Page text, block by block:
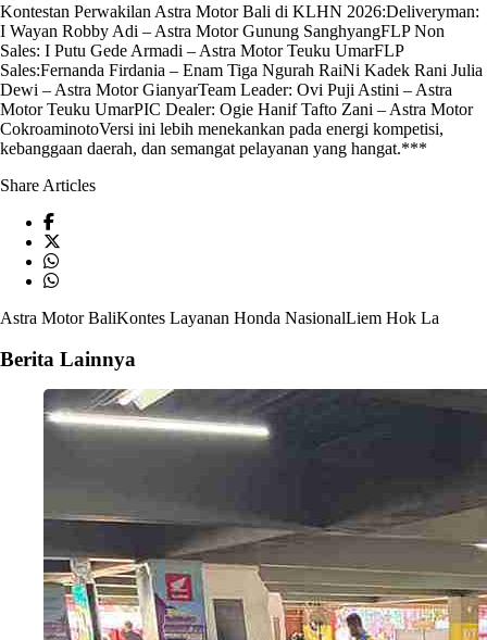
Kontestan Perwakilan Astra Motor Bali di KLHN 2026:Deliveryman:
I Wayan Robby Adi – Astra Motor Gunung SanghyangFLP Non
Sales: I Putu Gede Armadi – Astra Motor Teuku UmarFLP
Sales:Fernanda Firdania – Enam Tiga Ngurah RaiNi Kadek Rani Julia
Dewi – Astra Motor GianyarTeam Leader: Ovi Puji Astini – Astra
Motor Teuku UmarPIC Dealer: Ogie Hanif Tafto Zani – Astra Motor
CokroaminotoVersi ini lebih menekankan pada energi kompetisi,
kebanggaan daerah, dan semangat pelayanan yang hangat.***
Share Articles
Astra Motor BaliKontes Layanan Honda NasionalLiem Hok La
Berita Lainnya